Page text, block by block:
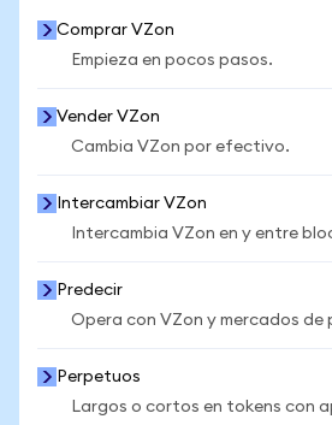
Comprar VZon
Empieza en pocos pasos.
Vender VZon
Cambia VZon por efectivo.
Intercambiar VZon
Intercambia VZon en y entre
Predecir
Opera con VZon y mercados
Perpetuos
Largos o cortos en tokens con